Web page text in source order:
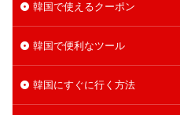
韓国で使えるクーポン
韓国で便利なツール
韓国にすぐに行く方法